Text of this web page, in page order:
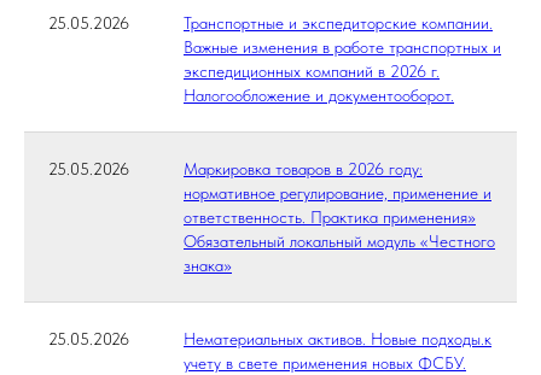
25.05.2026
Транспортные и экспедиторские компании.
Важные изменения в работе транспортных и
экспедиционных компаний в 2026 г.
Налогообложение и документооборот.
25.05.2026
Маркировка товаров в 2026 году:
нормативное регулирование, применение и
ответственность. Практика применения»
Обязательный локальный модуль «Честного
знака»
25.05.2026
Нематериальных активов. Новые подходы.к
учету в свете применения новых ФСБУ.